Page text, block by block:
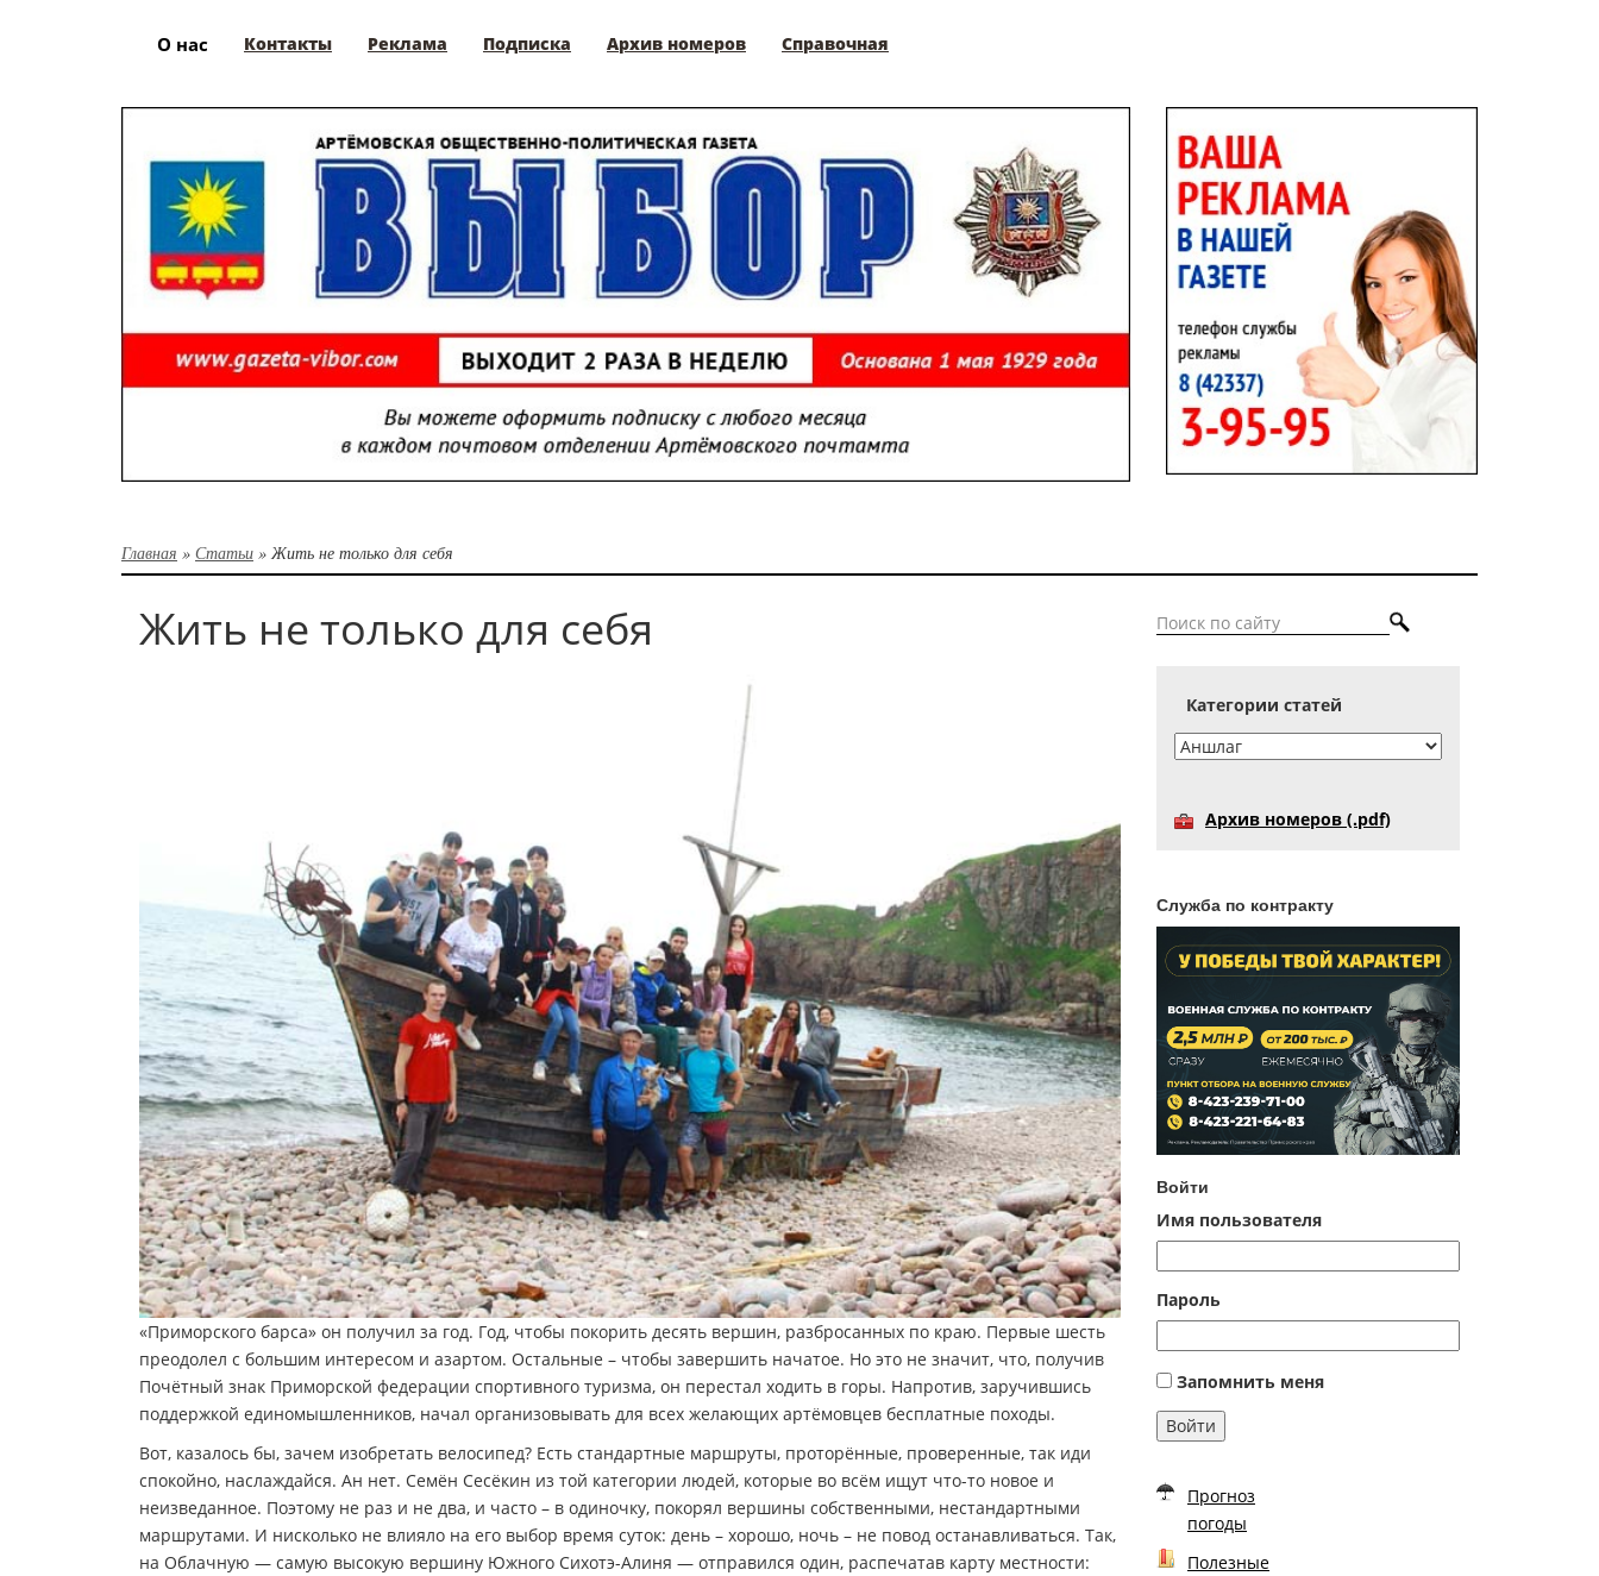
О нас Контакты Реклама Подписка Архив номеров Справочная
Главная » Статьи » Жить не только для себя
Жить не только для себя
«Приморского барса» он получил за год. Год, чтобы покорить десять вершин, разбросанных по краю. Первые шесть
преодолел с большим интересом и азартом. Остальные – чтобы завершить начатое. Но это не значит, что, получив
Почётный знак Приморской федерации спортивного туризма, он перестал ходить в горы. Напротив, заручившись
поддержкой единомышленников, начал организовывать для всех желающих артёмовцев бесплатные походы.
Вот, казалось бы, зачем изобретать велосипед? Есть стандартные маршруты, проторённые, проверенные, так иди
спокойно, наслаждайся. Ан нет. Семён Сесёкин из той категории людей, которые во всём ищут что-то новое и
неизведанное. Поэтому не раз и не два, и часто – в одиночку, покорял вершины собственными, нестандартными
маршрутами. И нисколько не влияло на его выбор время суток: день – хорошо, ночь – не повод останавливаться. Так,
на Облачную — самую высокую вершину Южного Сихотэ-Алиня — отправился один, распечатав карту местности:
Категории статей
Архив номеров (.pdf)
Служба по контракту
Войти
Имя пользователя
Пароль
Запомнить меня
Войти
Прогноз
погоды
Полезные